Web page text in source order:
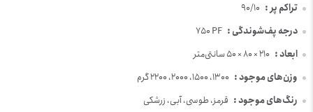
تراکم پر : 90/10
درجه پف‌شوندگی : 750 PF
ابعاد : 210 × 80 × 50 سانتی‌متر
وزن‌های موجود : 1300، 1500، 2000، 2200 گرم
رنگ‌های موجود : قرمز، طوسی، آبی، زرشکی